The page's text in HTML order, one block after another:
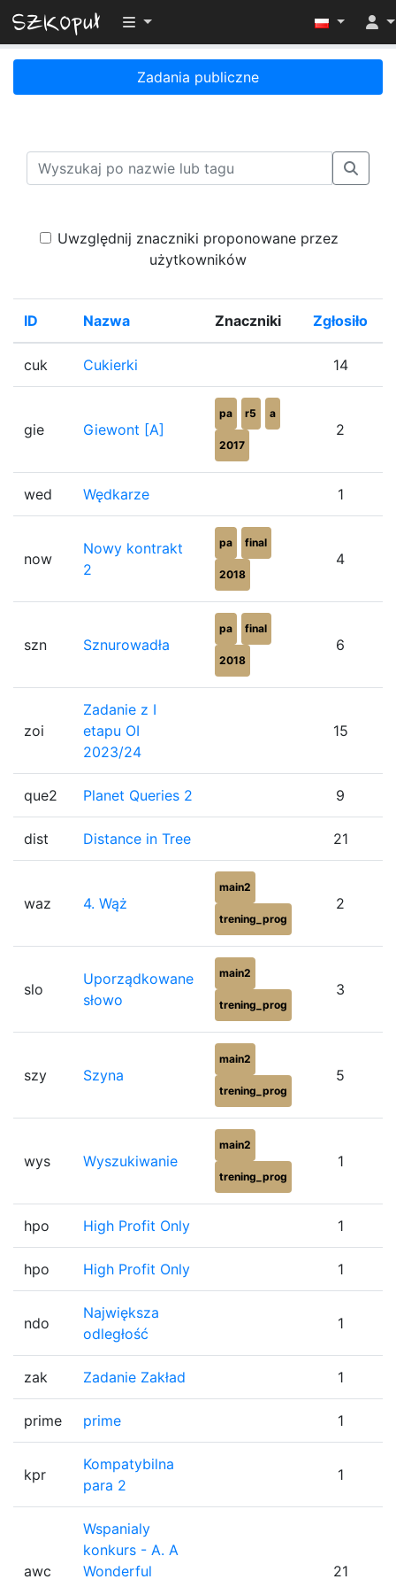
Przełącz widoczność menu
Zadania publiczne
Uwzględnij znaczniki proponowane przez
użytkowników
ID Nazwa Znaczniki Zgłosiło
cuk Cukierki 14
gie Giewont [A]
pa r5 a
2017
2
wed Wędkarze 1
now
Nowy kontrakt
2
pa final
2018
4
szn Sznurowadła
pa final
2018
6
zoi
Zadanie z I
etapu OI
2023/24
15
que2 Planet Queries 2 9
dist Distance in Tree 21
waz 4. Wąż
main2
trening_prog
2
slo
Uporządkowane
słowo
main2
trening_prog
3
szy Szyna
main2
trening_prog
5
wys Wyszukiwanie
main2
trening_prog
1
hpo High Profit Only 1
hpo High Profit Only 1
ndo
Największa
odległość
1
zak Zadanie Zakład 1
prime prime 1
kpr
Kompatybilna
para 2
1
awc
Wspanialy
konkurs - A. A
Wonderful
21